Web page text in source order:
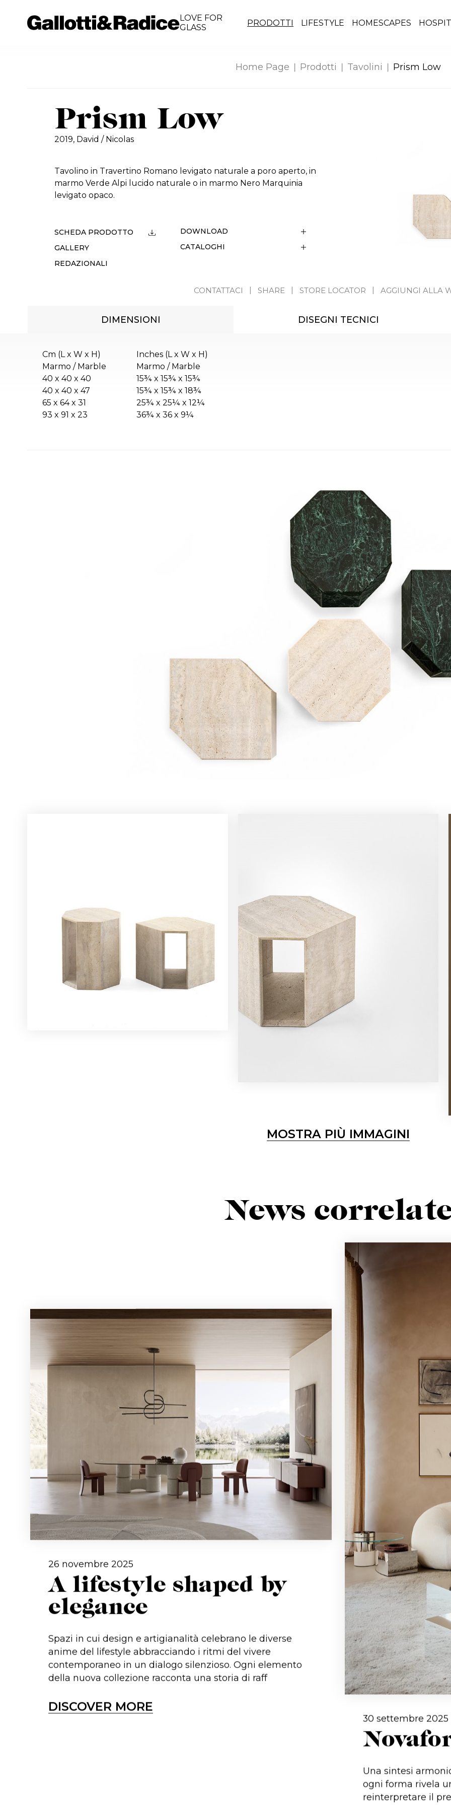
LOVE FOR
GLASS
PRODOTTI LIFESTYLE HOMESCAPES
Home Page Prodotti Tavolini Prism Low
Prism Low
2019, David / Nicolas
Tavolino in Travertino Romano levigato naturale a poro aperto, in
marmo Verde Alpi lucido naturale o in marmo Nero Marquinia
levigato opaco.
SCHEDA PRODOTTO
GALLERY
REDAZIONALI
DOWNLOAD
CATALOGHI
CONTATTACI SHARE STORE LOCATOR AGGIUNGI ALLA
DIMENSIONI DISEGNI TECNICI
Cm (L x W x H)
Marmo / Marble
40 x 40 x 40
40 x 40 x 47
65 x 64 x 31
93 x 91 x 23
Inches (L x W x H)
Marmo / Marble
15¾ x 15¾ x 15¾
15¾ x 15¾ x 18¾
25¾ x 25¼ x 12¼
36¾ x 36 x 9¼
MOSTRA PIÙ IMMAGINI
News
26 novembre 2025
A lifestyle shaped by
elegance
Spazi in cui design e artigianalità celebrano le diverse
anime del lifestyle abbracciando i ritmi del vivere
contemporaneo in un dialogo silenzioso. Ogni elemento
della nuova collezione racconta una storia di raff
DISCOVER MORE
30 settembre 2025
Una sintesi
ogni forma rivela
reinterpretare il
ISCRIVITI